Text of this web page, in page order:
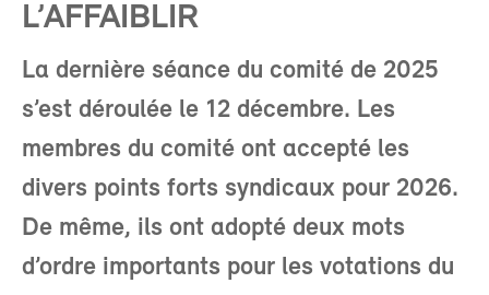
L’AFFAIBLIR
La dernière séance du comité de 2025
s’est déroulée le 12 décembre. Les
membres du comité ont accepté les
divers points forts syndicaux pour 2026.
De même, ils ont adopté deux mots
d’ordre importants pour les votations du